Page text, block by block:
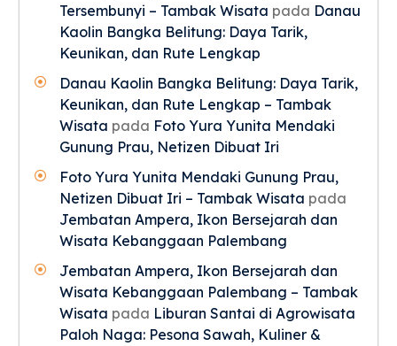
Tersembunyi – Tambak Wisata pada Danau
Kaolin Bangka Belitung: Daya Tarik,
Keunikan, dan Rute Lengkap
Danau Kaolin Bangka Belitung: Daya Tarik,
Keunikan, dan Rute Lengkap – Tambak
Wisata pada Foto Yura Yunita Mendaki
Gunung Prau, Netizen Dibuat Iri
Foto Yura Yunita Mendaki Gunung Prau,
Netizen Dibuat Iri – Tambak Wisata pada
Jembatan Ampera, Ikon Bersejarah dan
Wisata Kebanggaan Palembang
Jembatan Ampera, Ikon Bersejarah dan
Wisata Kebanggaan Palembang – Tambak
Wisata pada Liburan Santai di Agrowisata
Paloh Naga: Pesona Sawah, Kuliner &